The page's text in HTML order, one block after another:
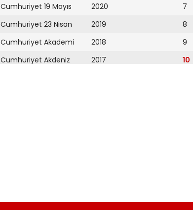
Cumhuriyet 19 Mayıs
Cumhuriyet 23 Nisan
Cumhuriyet Akademi
Cumhuriyet Akdeniz
Cumhuriyet Çevre
2020
2019
2018
2017
2009
7
8
9
10